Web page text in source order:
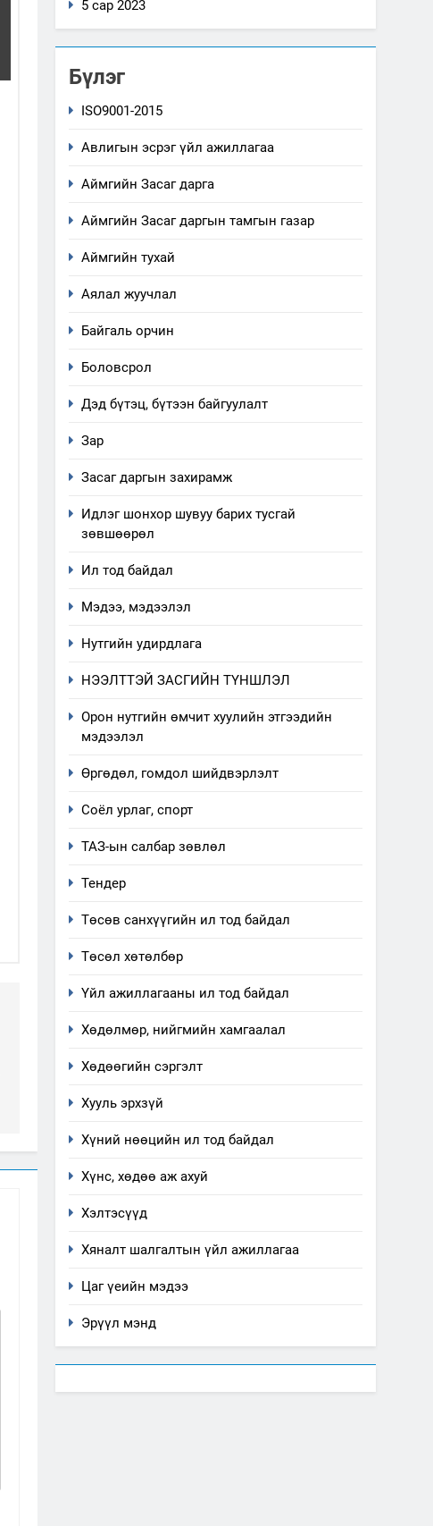
5 сар 2023
Бүлэг
ISO9001-2015
Авлигын эсрэг үйл ажиллагаа
Аймгийн Засаг дарга
Аймгийн Засаг даргын тамгын газар
Аймгийн тухай
Аялал жуучлал
Байгаль орчин
Боловсрол
Дэд бүтэц, бүтээн байгуулалт
Зар
Засаг даргын захирамж
Идлэг шонхор шувуу барих тусгай
зөвшөөрөл
Ил тод байдал
Мэдээ, мэдээлэл
Нутгийн удирдлага
НЭЭЛТТЭЙ ЗАСГИЙН ТҮНШЛЭЛ
Орон нутгийн өмчит хуулийн этгээдийн
мэдээлэл
Өргөдөл, гомдол шийдвэрлэлт
Соёл урлаг, спорт
ТАЗ-ын салбар зөвлөл
Тендер
Төсөв санхүүгийн ил тод байдал
Төсөл хөтөлбөр
Үйл ажиллагааны ил тод байдал
Хөдөлмөр, нийгмийн хамгаалал
Хөдөөгийн сэргэлт
Хууль эрхзүй
Хүний нөөцийн ил тод байдал
Хүнс, хөдөө аж ахуй
Хэлтэсүүд
Хяналт шалгалтын үйл ажиллагаа
Цаг үеийн мэдээ
Эрүүл мэнд